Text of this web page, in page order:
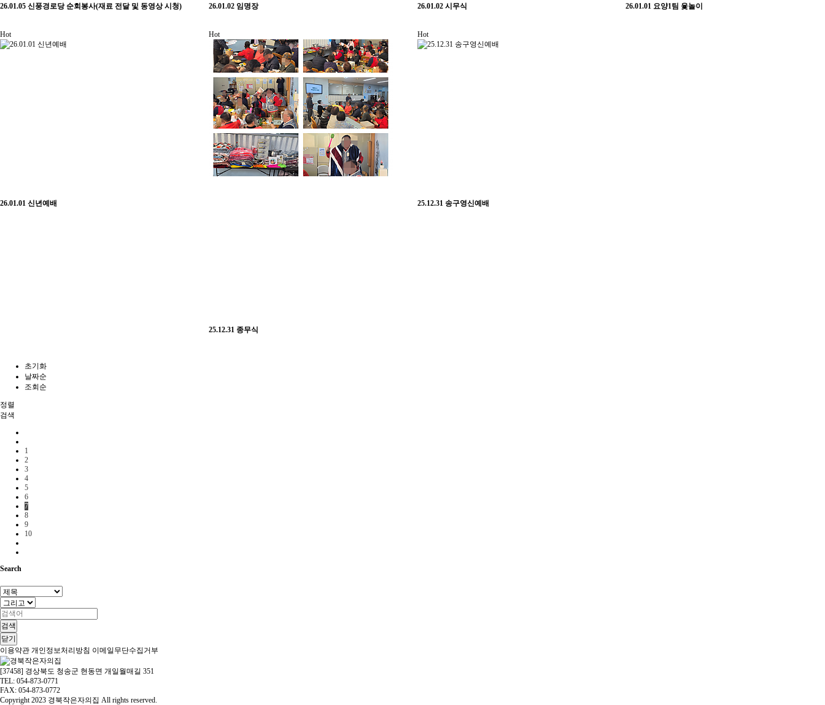
26.01.05 신풍경로당 순회봉사(재료 전달 및 동영상 시청) 26.01.02 임명장 26.01.02 시무식 26.01.01 요양1팀 윷놀이
Hot
26.01.01 신년예배
Hot
25.12.31 종무식
Hot
25.12.31 송구영신예배
초기화
날짜순
조회순
정렬
검색
1
2
3
4
5
6
7
8
9
10
Search
검색
닫기
이용약관 개인정보처리방침 이메일무단수집거부
[37458] 경상북도 청송군 현동면 개일월매길 351
TEL: 054-873-0771
FAX: 054-873-0772
Copyright 2023 경북작은자의집 All rights reserved.